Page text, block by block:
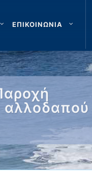
ΕΠΙΚΟΙΝΩΝΙΑ
αλλοδαπού